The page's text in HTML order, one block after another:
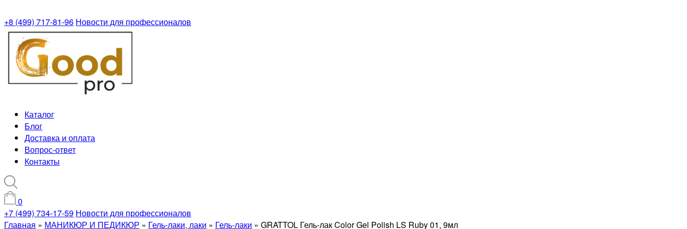
+8 (499) 717-81-96 Новости для профессионалов
Каталог
Блог
Доставка и оплата
Вопрос-ответ
Контакты
0
+7 (499) 734-17-59 Новости для профессионалов
Главная » МАНИКЮР И ПЕДИКЮР » Гель-лаки, лаки » Гель-лаки » GRATTOL Гель-лак Color Gel Polish LS Ruby 01, 9мл